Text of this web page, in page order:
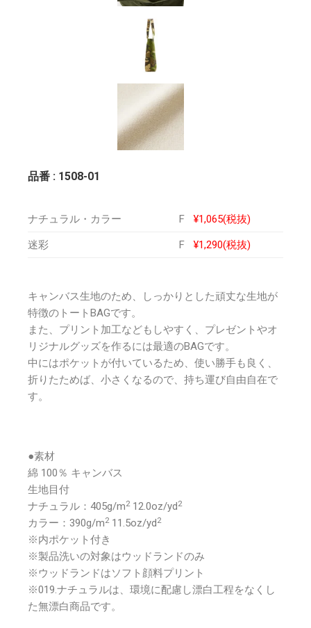
品番 : 1508-01
ナチュラル・カラー F ¥1,065(税抜)
迷彩 F ¥1,290(税抜)
キャンバス生地のため、しっかりとした頑丈な生地が
特徴のトートBAGです。
また、プリント加工などもしやすく、プレゼントやオ
リジナルグッズを作るには最適のBAGです。
中にはポケットが付いているため、使い勝手も良く、
折りたためば、小さくなるので、持ち運び自由自在で
す。
●素材
綿 100％ キャンバス
生地目付
ナチュラル：405g/m212.0oz/yd 2
カラー：390g/m211.5oz/yd 2
※内ポケット付き
※製品洗いの対象はウッドランドのみ
※ウッドランドはソフト顔料プリント
※019.ナチュラルは、環境に配慮し漂白工程をなくし
た無漂白商品です。